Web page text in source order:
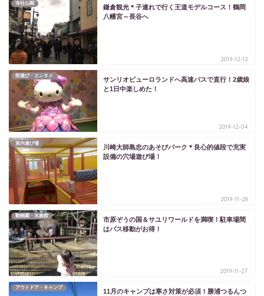
寺社仏閣
鎌倉観光＊子連れで行く王道モデルコース！鶴岡
八幡宮～長谷へ
2019-12-12
街遊び・エンタメ
サンリオピューロランドへ高速バスで直行！2歳娘
と1日中楽しめた！
2019-12-04
室内遊び場
川崎大師島忠のあそびパーク＊良心的値段で充実
設備の穴場遊び場！
2019-11-28
動物園・水族館
市原ぞうの国＆サユリワールドを満喫！駐車場間
はバス移動がお得！
2019-11-27
アウトドア・キャンプ
11月のキャンプは寒さ対策が必須！勝浦つるんつ